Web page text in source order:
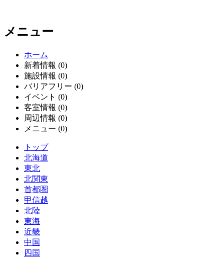
メニュー
ホーム
新着情報 (0)
施設情報 (0)
バリアフリー (0)
イベント (0)
客室情報 (0)
周辺情報 (0)
メニュー (0)
トップ
北海道
東北
北関東
首都圏
甲信越
北陸
東海
近畿
中国
四国